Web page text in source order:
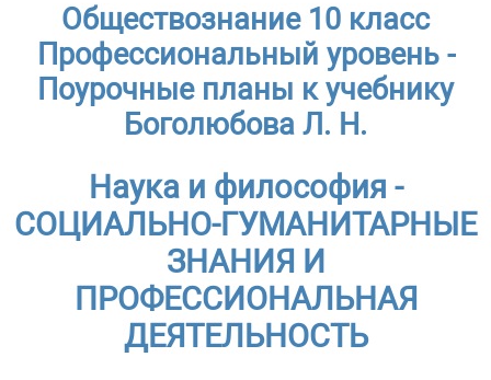
Обществознание 10 класс
Профессиональный уровень -
Поурочные планы к учебнику
Боголюбова Л. Н.
Наука и философия -
СОЦИАЛЬНО-ГУМАНИТАРНЫЕ
ЗНАНИЯ И
ПРОФЕССИОНАЛЬНАЯ
ДЕЯТЕЛЬНОСТЬ